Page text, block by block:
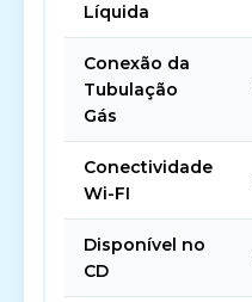
Líquida
Conexão da
Tubulação
Gás
Conectividade
Wi-FI
Disponível no
CD